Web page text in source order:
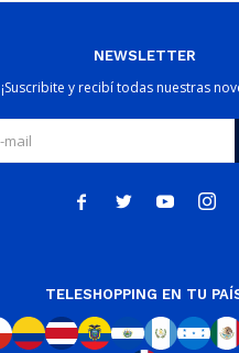
NEWSLETTER
¡Suscribite y recibí todas nuestras
   
TELESHOPPING EN TU